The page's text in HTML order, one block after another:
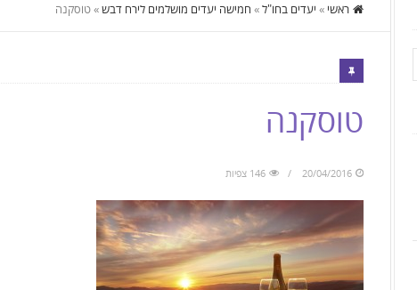
Enter
area
ראשי » יעדים בחו"ל» חמישה יעדים מושלמים לירח דבש»טוסקנה
טוסקנה
20/04/2016 146 צפיות